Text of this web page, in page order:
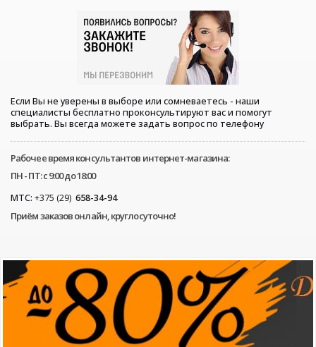
Если Вы не уверены в выборе или сомневаетесь - наши
специалисты бесплатно проконсультируют вас и помогут
выбрать. Вы всегда можете задать вопрос по телефону
Рабочее время консультантов интернет-магазина:
ПН - ПТ: с 9:00 до 18:00
МТС: +375 (29) 658-34-94
Приём заказов онлайн, круглосуточно!